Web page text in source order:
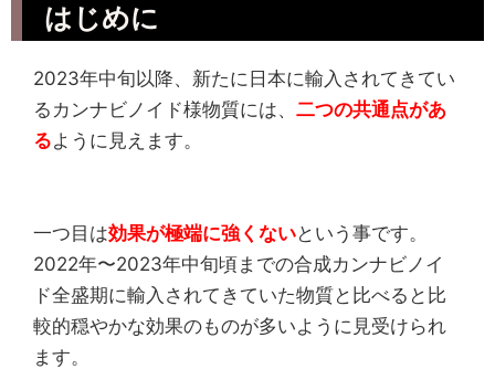
はじめに
2023年中旬以降、新たに日本に輸入されてきてい
るカンナビノイド様物質には、 二つの共通点があ
るように見えます。
一つ目は効果が極端に強くないという事です。
2022年〜2023年中旬頃までの合成カンナビノイ
ド全盛期に輸入されてきていた物質と比べると比
較的穏やかな効果のものが多いように見受けられ
ます。